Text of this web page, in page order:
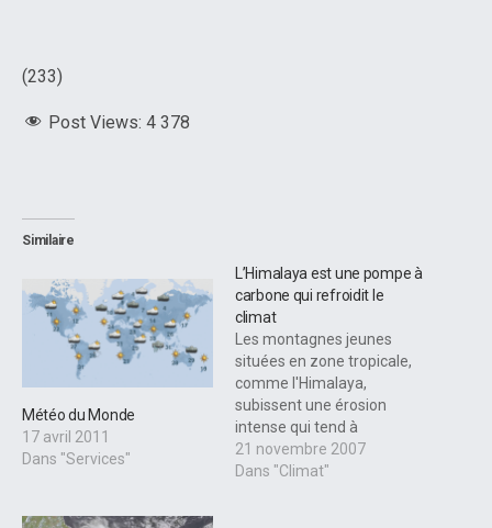
(233)
Post Views: 4 378
Similaire
Météo du Monde
17 avril 2011
Dans "Services"
L’Himalaya est une pompe à
carbone qui refroidit le
climat
Les montagnes jeunes
situées en zone tropicale,
comme l'Himalaya,
subissent une érosion
intense qui tend à
appauvrir l'atmosphère en
dioxyde de carbone (CO2),
21 novembre 2007
Dans "Climat"